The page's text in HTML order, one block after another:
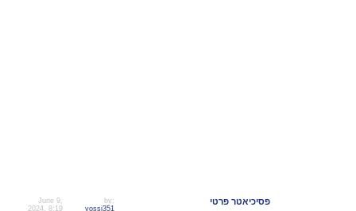
פסיכיאטר פרטי
by:
yossi351
June 9,
2024, 8:19